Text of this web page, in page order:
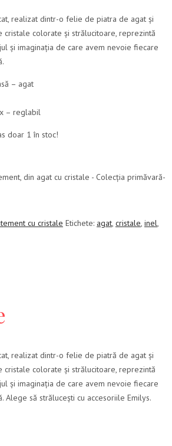
realizat dintr-o felie de piatra de agat și
cristale colorate și strălucitoare, reprezintă
și imaginația de care avem nevoie fiecare
– agat
– reglabil
doar 1 în stoc!
din agat cu cristale - Colecția primăvară-
cu cristale Etichete: agat, cristale, inel,
realizat dintr-o felie de piatră de agat și
cristale colorate și strălucitoare, reprezintă
și imaginația de care avem nevoie fiecare
Alege să strălucești cu accesoriile Emilys.